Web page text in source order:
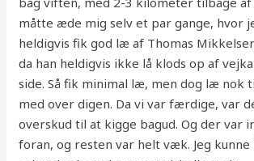
måtte æde mig selv et par gange, hvor
heldigvis fik god læ af Thomas
da han heldigvis ikke lå klods op af
side. Så fik minimal læ, men dog læ nok
med over digen. Da vi var færdige, var
overskud til at kigge bagud. Og der var
foran, og resten var helt væk. Jeg kunne